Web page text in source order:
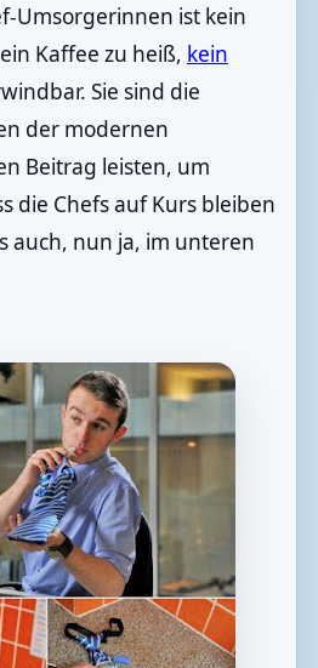
Umsorgerinnen ist kein
Kaffee zu heiß, kein
Sie sind die
der modernen
Beitrag leisten, um
die Chefs auf Kurs bleiben
auch, nun ja, im unteren